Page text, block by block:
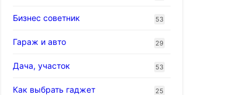
Бизнес советник 53
Гараж и авто 29
Дача, участок 53
Как выбрать гаджет 25